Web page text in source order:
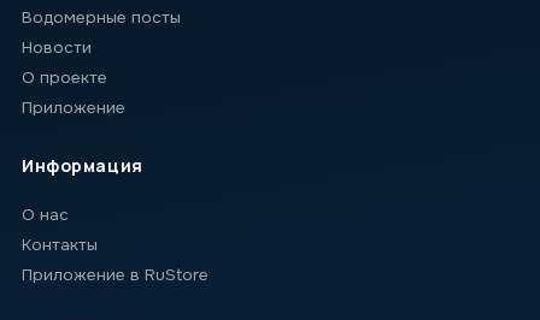
Водомерные посты
Новости
О проекте
Приложение
Информация
О нас
Контакты
Приложение в RuStore